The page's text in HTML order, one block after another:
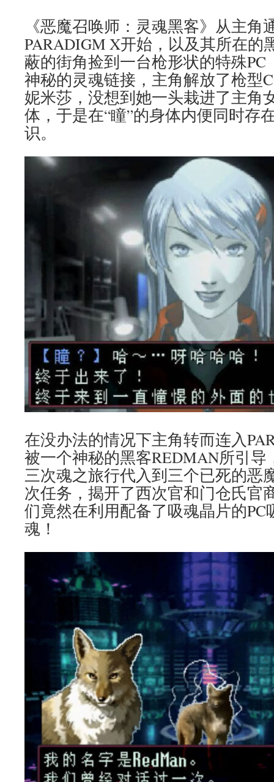
《恶魔召唤师：灵魂黑客》从主角
PARADIGM X开始，以及其所在的
蔽的街角捡到一台枪形状的特殊PC
神秘的灵魂链接，主角解放了枪型
妮米莎，没想到她一头栽进了主
体，于是在“瞳”的身体内便同时存
识。
在没办法的情况下主角转而连入
被一个神秘的黑客REDMAN所引导
三次魂之旅行代入到三个已死的恶
次任务，揭开了西次官和门仓氏
们竟然在利用配备了吸魂晶片的PC
魂！